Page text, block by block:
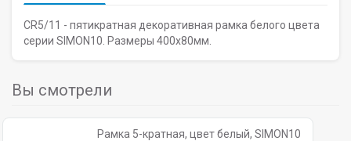
CR5/11 - пятикратная декоративная рамка белого цвета
серии SIMON10. Размеры 400х80мм.
Вы смотрели
Рамка 5-кратная, цвет белый, SIMON10